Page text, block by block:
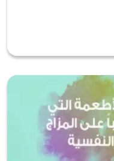
والنفسية "مصنع